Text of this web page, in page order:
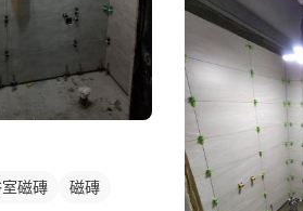
室磁磚 磁磚